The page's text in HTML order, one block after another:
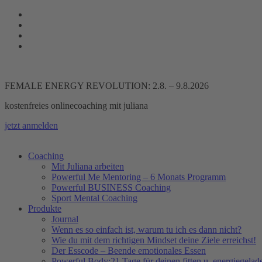
Zum
Inhalt
springen
FEMALE ENERGY REVOLUTION: 2.8. – 9.8.2026
kostenfreies onlinecoaching mit juliana
jetzt anmelden
Coaching
Mit Juliana arbeiten
Powerful Me Mentoring – 6 Monats Programm
Powerful BUSINESS Coaching
Sport Mental Coaching
Produkte
Journal
Wenn es so einfach ist, warum tu ich es dann nicht?
Wie du mit dem richtigen Mindset deine Ziele erreichst!
Der Esscode – Beende emotionales Essen